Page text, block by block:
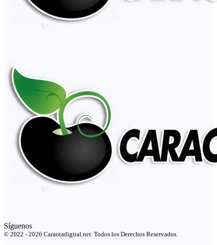
Síguenos
© 2022 - 2026 Caraotadigital.net. Todos los Derechos Reservados.